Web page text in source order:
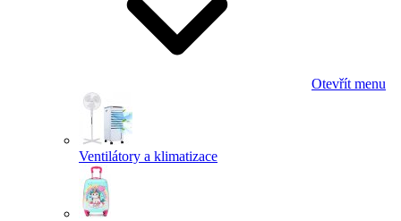
Otevřít menu
Ventilátory a klimatizace